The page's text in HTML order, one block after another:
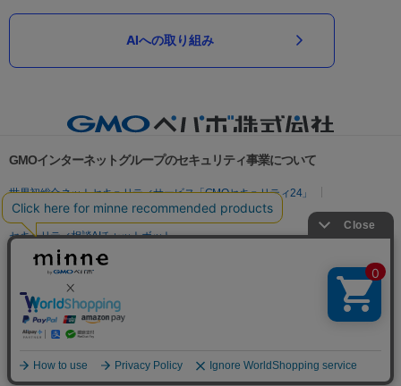
AIへの取り組み
GMOインターネットグループのセキュリティ事業について
世界初総合ネットセキュリティサービス「GMOセキュリティ24」
パスワード漏洩診断
Webサイトリスク診断
セキュリティ相談AIチャットボット
実在証明・盗聴対策
サイバー攻撃対策（GMO Flatt Security）
セキュリティ事業の軌跡